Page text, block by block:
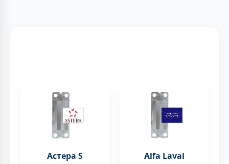
Астера S Alfa Laval